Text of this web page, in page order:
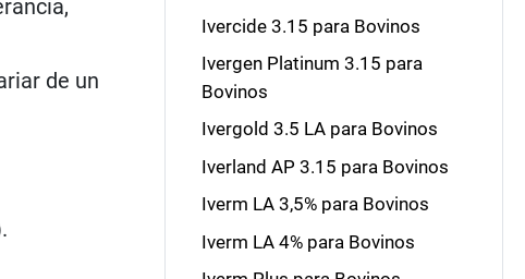
de un
Ivercide 3.15 para Bovinos
Ivergen Platinum 3.15 para
Bovinos
Ivergold 3.5 LA para Bovinos
Iverland AP 3.15 para Bovinos
Iverm LA 3,5% para Bovinos
Iverm LA 4% para Bovinos